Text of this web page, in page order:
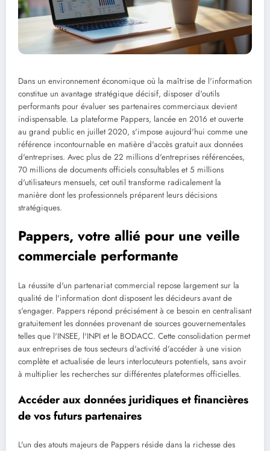
Dans un environnement économique où la maîtrise de l'information
constitue un avantage stratégique décisif, disposer d'outils
performants pour évaluer ses partenaires commerciaux devient
indispensable. La plateforme Pappers, lancée en 2016 et ouverte
au grand public en juillet 2020, s'impose aujourd'hui comme une
référence incontournable en matière d'accès gratuit aux données
d'entreprises. Avec plus de 22 millions d'entreprises référencées,
70 millions de documents officiels consultables et 5 millions
d'utilisateurs mensuels, cet outil transforme radicalement la
manière dont les professionnels préparent leurs décisions
stratégiques.
Pappers, votre allié pour une veille
commerciale performante
La réussite d'un partenariat commercial repose largement sur la
qualité de l'information dont disposent les décideurs avant de
s'engager. Pappers répond précisément à ce besoin en centralisant
gratuitement les données provenant de sources gouvernementales
telles que l'INSEE, l'INPI et le BODACC. Cette consolidation permet
aux entreprises de tous secteurs d'activité d'accéder à une vision
complète et actualisée de leurs interlocuteurs potentiels, sans avoir
à multiplier les recherches sur différentes plateformes officielles.
Accéder aux données juridiques et financières
de vos futurs partenaires
L'un des atouts majeurs de Pappers réside dans la richesse des